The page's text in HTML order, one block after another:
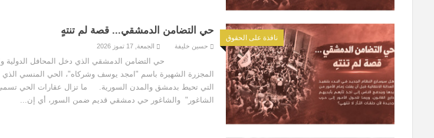
نافذة على الحقوق
حي التضامن الدمشقي... قصة لم تنتهٍ
حسين خليفة الجمعة, 17 تموز 2026
حي التضامن الدمشقي الذي دخل المحافل الدولية
المجزرة الشهيرة باسم "امجد يوسف وشركاه"، الحي المنسي
التي تحيط بدمشق والمدن السورية. ما تزال عقارات الحي تسمى
الشاغور" والشاغور حي دمشقي قديم ضمن السور، أي إن...